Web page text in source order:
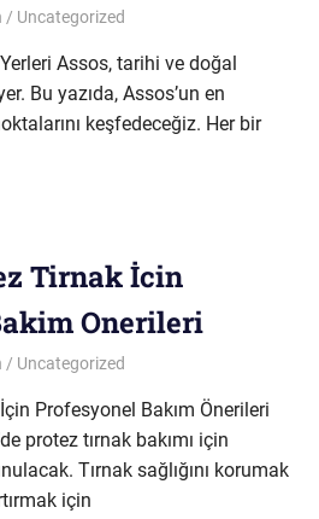
Uncategorized
Assos, tarihi ve doğal
Bu yazıda, Assos’un en
keşfedeceğiz. Her bir
Tirnak İcin
Onerileri
Uncategorized
Profesyonel Bakım Önerileri
protez tırnak bakımı için
Tırnak sağlığını korumak
için